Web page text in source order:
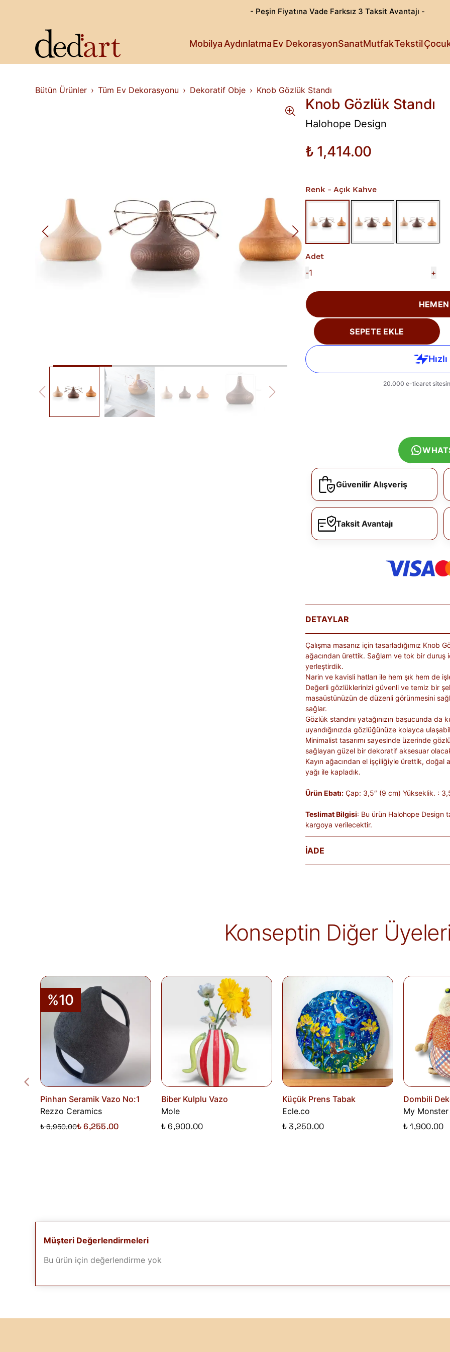
- Peşin Fiyatına Vade Farksız 3 Taksit Avantajı -
Mobilya
Kitaplık & Raf
Televizyon Ünitesi
Aydınlatma Işıldayan
Ev Dekorasyon Detaylı
Sanat Sanattan
Mutfak Estetik
Tekstil
Rahat
Küçüklerin
Patili
Fark
Bütün Ürünler Tüm Ev Dekorasyonu Dekoratif Obje Knob Gözlük Standı
Knob Gözlük Standı
Halohope Design
₺ 1,414.00
Renk - Açık Kahve
Adet
- +
SEPETE EKLE
Güvenilir Alışveriş
Taksit Avantajı
DETAYLAR
Çalışma masanız için tasarladığımız Knob
ağacından ürettik. Sağlam ve tok bir duruş
yerleştirdik.
Narin ve kavisli hatları ile hem şık hem de
Değerli gözlüklerinizi güvenli ve temiz bir
masaüstünüzün de düzenli görünmesini
sağlar.
Gözlük standını yatağınızın başucunda
uyandığınızda gözlüğünüze kolayca
Minimalist tasarımı sayesinde üzerinde
sağlayan güzel bir dekoratif aksesuar
Kayın ağacından el işçiliğiyle ürettik,
yağı ile kapladık.
Ürün Ebatı: Çap: 3,5″ (9 cm) Yükseklik. :
Teslimat Bilgisi: Bu ürün Halohope Design
kargoya verilecektir.
İADE
alır.
İade edilen ürünler, iade şartlarına uygun
iletilir. İade sürecini başlatmak için lütfen
Konseptin Diğer
%10
Pinhan Seramik Vazo No:1
Rezzo Ceramics
₺ 6,950.00₺ 6,255.00
Biber Kulplu Vazo
Mole
₺ 6,900.00
Küçük Prens Tabak
Ecle.co
₺ 3,250.00
Dombili
My Monster
₺ 1,900.00
Müşteri Değerlendirmeleri
Bu ürün için değerlendirme yok